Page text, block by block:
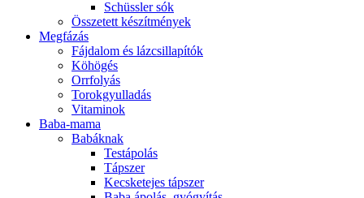
Schüssler sók
Összetett készítmények
Megfázás
Fájdalom és lázcsillapítók
Köhögés
Orrfolyás
Torokgyulladás
Vitaminok
Baba-mama
Babáknak
Testápolás
Tápszer
Kecsketejes tápszer